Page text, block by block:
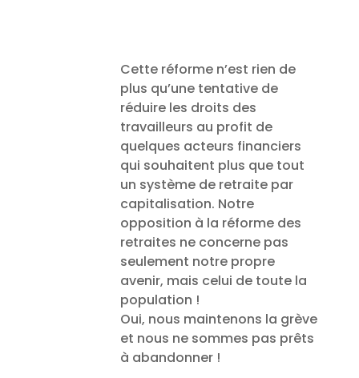
Cette réforme n’est rien de
plus qu’une tentative de
réduire les droits des
travailleurs au profit de
quelques acteurs financiers
qui souhaitent plus que tout
un système de retraite par
capitalisation. Notre
opposition à la réforme des
retraites ne concerne pas
seulement notre propre
avenir, mais celui de toute la
population !
Oui, nous maintenons la grève
et nous ne sommes pas prêts
à abandonner !